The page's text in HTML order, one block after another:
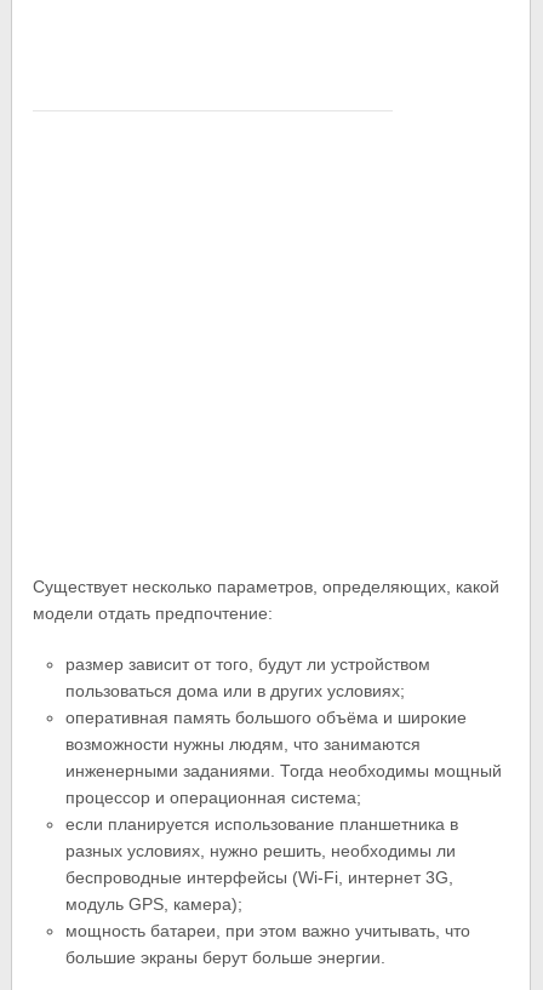
Существует несколько параметров, определяющих, какой
модели отдать предпочтение:
размер зависит от того, будут ли устройством
пользоваться дома или в других условиях;
оперативная память большого объёма и широкие
возможности нужны людям, что занимаются
инженерными заданиями. Тогда необходимы мощный
процессор и операционная система;
если планируется использование планшетника в
разных условиях, нужно решить, необходимы ли
беспроводные интерфейсы (Wi-Fi, интернет 3G,
модуль GPS, камера);
мощность батареи, при этом важно учитывать, что
большие экраны берут больше энергии.